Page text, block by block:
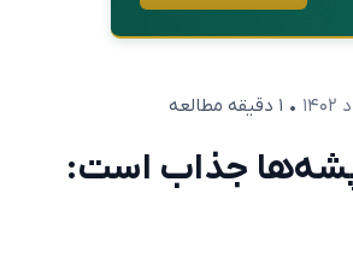
• ۱ دقیقه مطالعه
پشه‌ها جذاب است: